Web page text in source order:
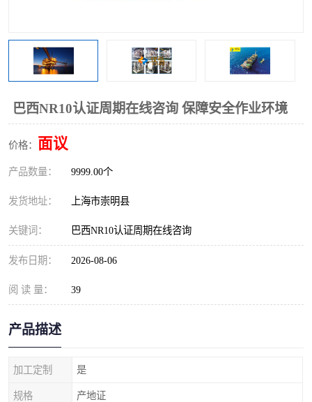
巴西NR10认证周期在线咨询 保障安全作业环境
价格： 面议
产品数量： 9999.00个
发货地址： 上海市崇明县
关键词： 巴西NR10认证周期在线咨询
发布日期： 2026-08-06
阅 读 量： 39
产品描述
加工定制 是
规格 产地证